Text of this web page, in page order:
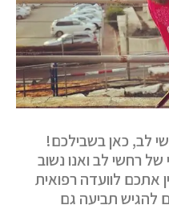
לב, כאן בשבילכם!
רחשי לב ואנו נשוב
אתכם לוועדה רפואית
להגיש תביעה גם